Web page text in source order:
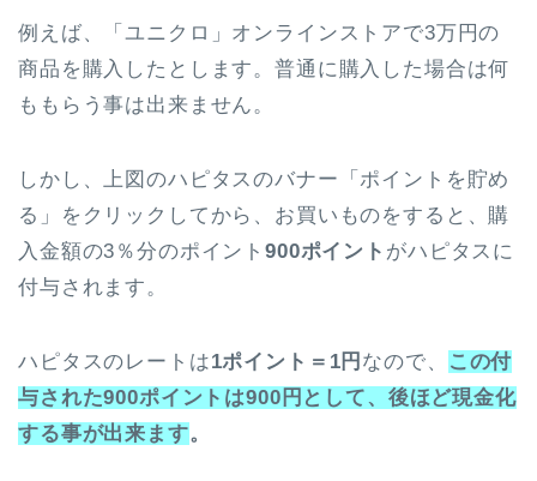
例えば、「ユニクロ」オンラインストアで3万円の
商品を購入したとします。普通に購入した場合は何
ももらう事は出来ません。
しかし、上図のハピタスのバナー「ポイントを貯め
る」をクリックしてから、お買いものをすると、購
入金額の3％分のポイント900ポイント がハピタスに
付与されます。
ハピタスのレートは1ポイント＝1円 なので、
この付
与された900ポイントは900円として、後ほど現金化
する事が出来ます。